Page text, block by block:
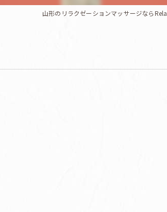
山形のリラクゼーションマッサージなら